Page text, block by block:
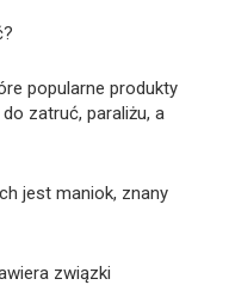
popularne produkty
zatruć, paraliżu, a
jest maniok, znany
związki